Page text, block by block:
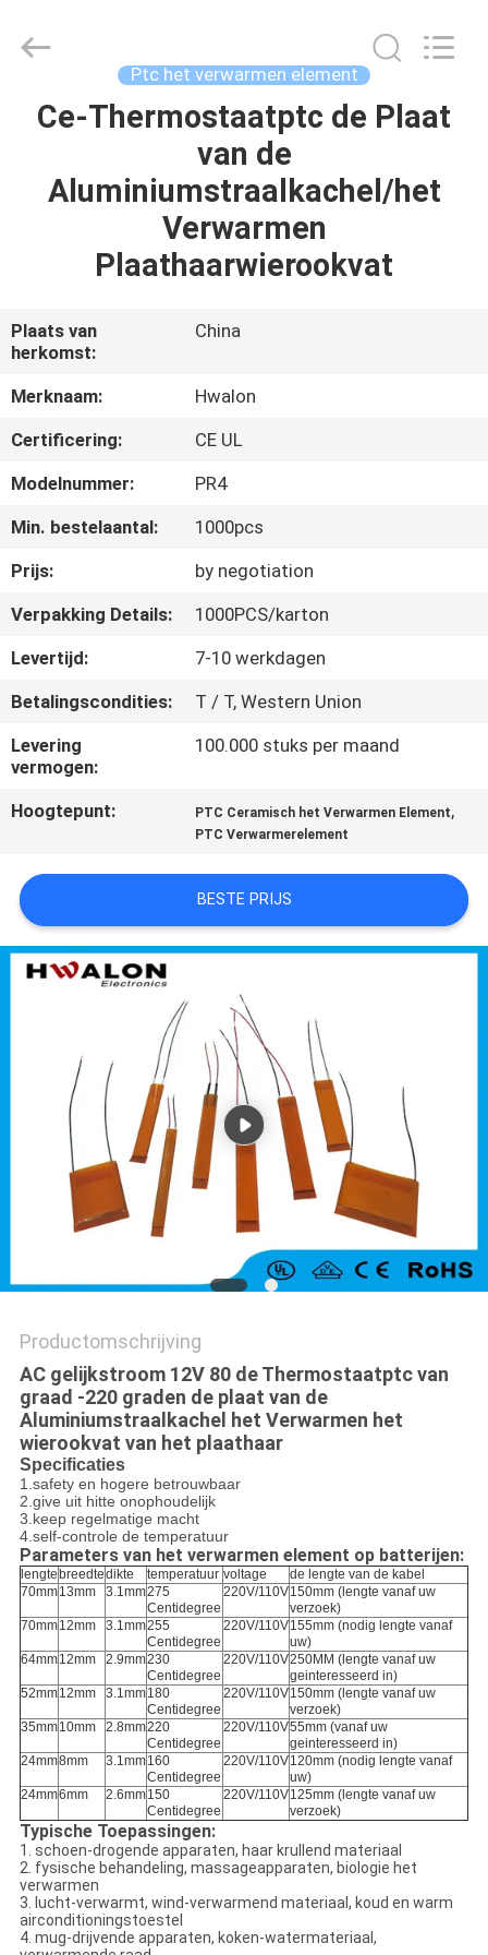
THUIS
PRODUCTEN
FABRIEKSTOCHT
KWALITEITSCONTROLE
NEEM
CONTACT
MET
ONS
OP
NIEUWS
OFFERTE
AANVRAGEN
SITEMAP
PRIVACYBELEID
Reserved.
Ptc het verwarmen element
Ce-Thermostaatptc de Plaat
van de
Aluminiumstraalkachel/het
Verwarmen
Plaathaarwierookvat
Plaats van
herkomst:
China
Merknaam:
Hwalon
Certificering:
CE UL
Modelnummer:
PR4
Min. bestelaantal:
1000pcs
Prijs:
by negotiation
Verpakking Details:
1000PCS/karton
Levertijd:
7-10 werkdagen
Betalingscondities:
T / T, Western Union
Levering
vermogen:
100.000 stuks per maand
Hoogtepunt: PTC Ceramisch het Verwarmen Element,
PTC Verwarmerelement
BESTE PRIJS
Productomschrijving
AC gelijkstroom 12V 80 de Thermostaatptc van
graad -220 graden de plaat van de
Aluminiumstraalkachel het Verwarmen het
wierookvat van het plaathaar
Specificaties
1.safety en hogere betrouwbaar
2.give uit hitte onophoudelijk
3.keep regelmatige macht
4.self-controle de temperatuur
Parameters van het verwarmen element op batterijen:
lengte breedtedikte temperatuur voltage
de lengte van de kabel
70mm13mm 3.1mm275
Centidegree
220V/110V150mm (lengte vanaf uw
verzoek)
70mm12mm 3.1mm255
Centidegree
220V/110V155mm (nodig lengte vanaf
uw)
64mm12mm 2.9mm230
Centidegree
220V/110V250MM (lengte vanaf uw
geinteresseerd in)
52mm12mm 3.1mm180
Centidegree
220V/110V150mm (lengte vanaf uw
verzoek)
35mm10mm 2.8mm220
Centidegree
220V/110V55mm (vanaf uw
geinteresseerd in)
24mm8mm 3.1mm160
Centidegree
220V/110V120mm (nodig lengte vanaf
uw)
24mm6mm 2.6mm150
Centidegree
220V/110V125mm (lengte vanaf uw
verzoek)
Typische Toepassingen:
1. schoen-drogende apparaten, haar krullend materiaal
2. fysische behandeling, massageapparaten, biologie het
verwarmen
3. lucht-verwarmt, wind-verwarmend materiaal, koud en warm
airconditioningstoestel
4. mug-drijvende apparaten, koken-watermateriaal,